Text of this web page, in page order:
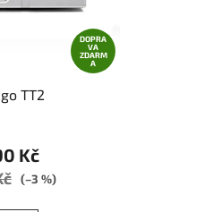
DOPRA
VA
ZDARM
A
TT2
Kč
(–3 %)